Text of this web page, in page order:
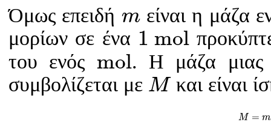
Όμως επειδή m
mείναι η μάζα
μορίων σε ένα 1 mol
1 mol
του ενός mol
mol. Η μάζα μιας
συμβολίζεται με M
Mκαι είναι
M = m